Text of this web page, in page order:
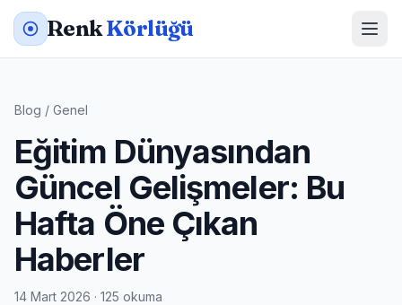
RenkKörlüğü
Blog / Genel
Eğitim Dünyasından
Güncel Gelişmeler: Bu
Hafta Öne Çıkan
Haberler
14 Mart 2026 · 125 okuma